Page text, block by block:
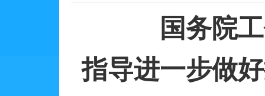
国务院
指导进一步做